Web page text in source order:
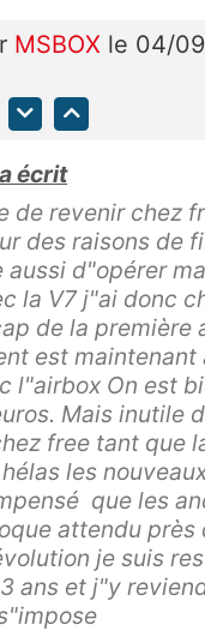
MSBOX le 04/
écrit
de revenir chez
des raisons de
aussi d"opérer
la V7 j"ai donc
de la première
est
l"airbox On est
Mais inutile
free tant que
les
que les
attendu près
je suis
ans et j"y